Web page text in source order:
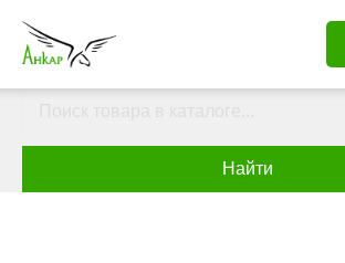
Найти